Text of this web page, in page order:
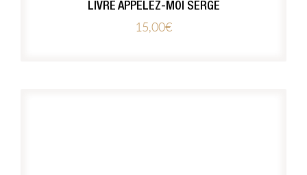
LIVRE APPELEZ-MOI SERGE
15,00€